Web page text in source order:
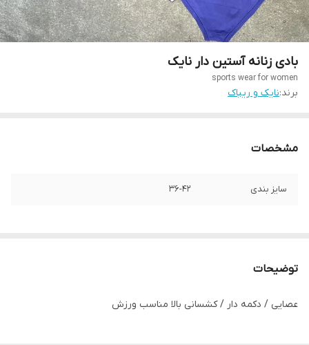
بادی زنانه آستین دار نایک
sports wear for women
برند:نایک و ریباک
مشخصات
سایز بندی 36-42
توضیحات
عصایی / دکمه دار / کشسانی بالا مناسب ورزش